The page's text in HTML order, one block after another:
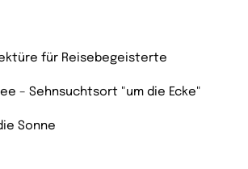
für Reisebegeisterte
– Sehnsuchtsort "um die Ecke"
Sonne